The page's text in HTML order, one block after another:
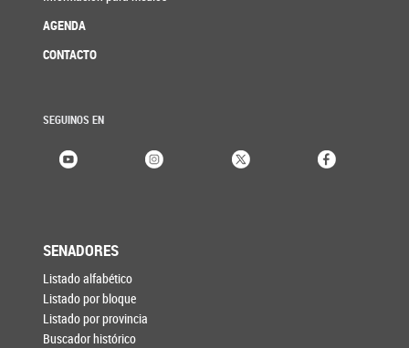
AGENDA
CONTACTO
SEGUINOS EN
SENADORES
Listado alfabético
Listado por bloque
Listado por provincia
Buscador histórico